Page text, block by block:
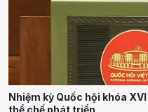
Nhiệm kỳ Quốc hội khóa